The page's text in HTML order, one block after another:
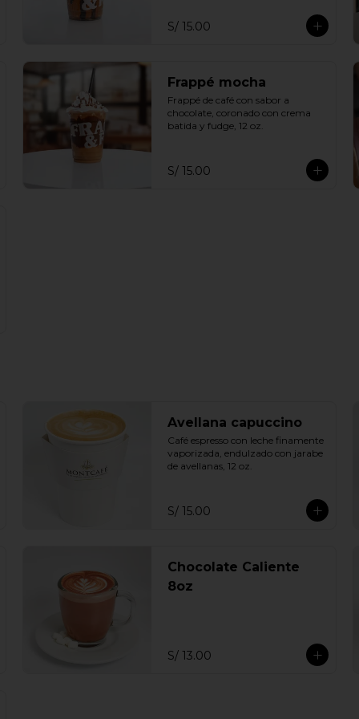
S/ 15.00
Frappé mocha
Frappé de café con sabor a
chocolate, coronado con crema
batida y fudge, 12 oz.
S/ 15.00
Avellana capuccino
Café espresso con leche finamente
vaporizada, endulzado con jarabe
de avellanas, 12 oz.
S/ 15.00
Chocolate Caliente
8oz
S/ 13.00